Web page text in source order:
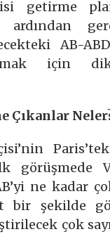
getirme
ardından
AB-
için
Çıkanlar
görüşmede
ne kadar
bir şekilde
çok